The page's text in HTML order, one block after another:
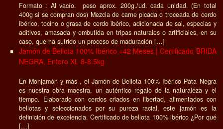
Formato : Al vacío. peso aprox. 200g./ud. cada unidad. (En total
400g si se compran dos) Mezcla de carne picada o troceada de cerdo
ibérico, tocino o grasa de cerdo ibérico, adicionada de sal, especias y
aditivos, amasada y embutida en tripas naturales o artificiales, en su
caso, que ha sufrido un proceso de maduración […]
Jamón de Bellota 100% Ibérico +42 Meses | Certificado BRIDA
NEGRA, Entero XL 8-8.5kg
En Monjamón y más , el Jamón de Bellota 100% Ibérico Pata Negra
es nuestra obra maestra, un auténtico regalo de la naturaleza y el
tiempo. Elaborado con cerdos criados en libertad, alimentados con
bellotas y seleccionados por su pureza racial, este jamón es la
definición de excelencia. Certificado de bellota 100% ibérico ¿Por qué
[…]